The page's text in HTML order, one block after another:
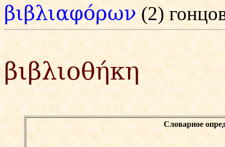
βιβλιαφόρων (2)
βιβλιοθήκη
Словарное